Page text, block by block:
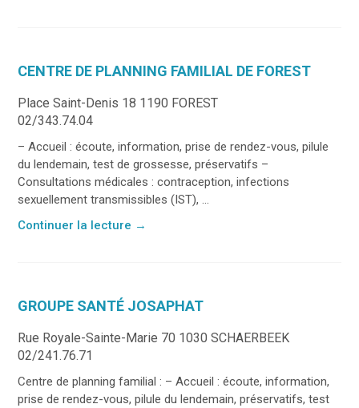
CENTRE DE PLANNING FAMILIAL DE FOREST
Place Saint-Denis 18 1190 FOREST
02/343.74.04
– Accueil : écoute, information, prise de rendez-vous, pilule
du lendemain, test de grossesse, préservatifs –
Consultations médicales : contraception, infections
sexuellement transmissibles (IST), ...
Continuer la lecture →
GROUPE SANTÉ JOSAPHAT
Rue Royale-Sainte-Marie 70 1030 SCHAERBEEK
02/241.76.71
Centre de planning familial : – Accueil : écoute, information,
prise de rendez-vous, pilule du lendemain, préservatifs, test